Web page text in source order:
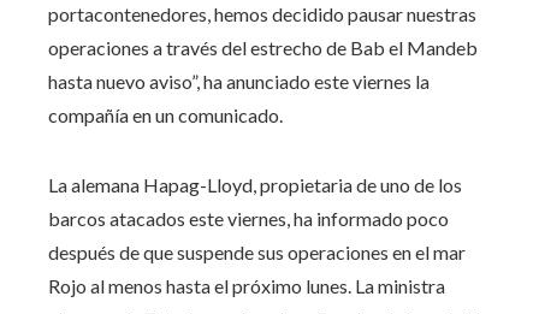
portacontenedores, hemos decidido pausar nuestras
operaciones a través del estrecho de Bab el Mandeb
hasta nuevo aviso”, ha anunciado este viernes la
compañía en un comunicado.
La alemana Hapag-Lloyd, propietaria de uno de los
barcos atacados este viernes, ha informado poco
después de que suspende sus operaciones en el mar
Rojo al menos hasta el próximo lunes. La ministra